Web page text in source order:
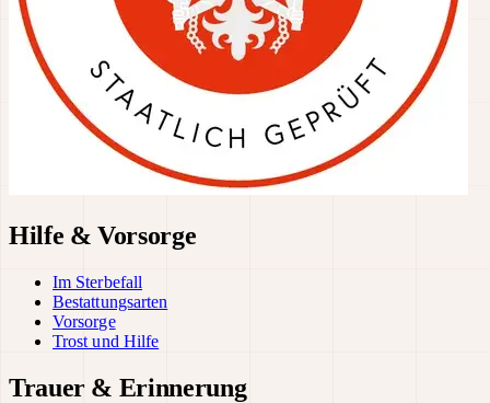
Hilfe & Vorsorge
Im Sterbefall
Bestattungsarten
Vorsorge
Trost und Hilfe
Trauer & Erinnerung